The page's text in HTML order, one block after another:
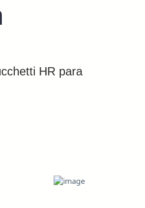
HR para